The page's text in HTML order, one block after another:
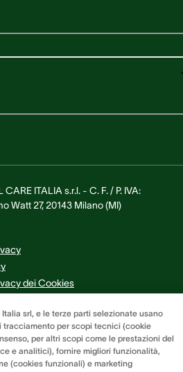
ITALIA s.r.l. - C. F. / P. IVA:
Watt 27, 20143 Milano (MI)
dei Cookies
srl, e le terze parti selezionate usano
tracciamento per scopi tecnici (cookie
per altri scopi come le prestazioni del
e analitici), fornire migliori funzionalità,
(cookies funzionali) e marketing